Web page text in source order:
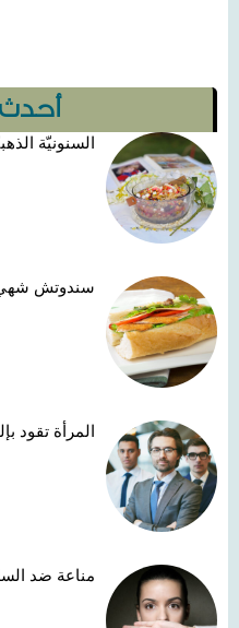
أحدث
السنونيّة
سندوتش
المرأة تقود
مناعة ضد